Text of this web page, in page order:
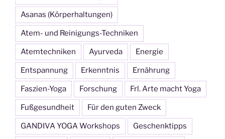
Asanas (Körperhaltungen)
Atem- und Reinigungs-Techniken
Atemtechniken Ayurveda Energie
Entspannung Erkenntnis Ernährung
Faszien-Yoga Forschung Frl. Arte macht Yoga
Fußgesundheit Für den guten Zweck
GANDIVA YOGA Workshops Geschenktipps